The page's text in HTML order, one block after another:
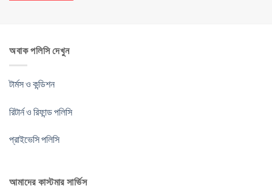
অবাক পলিসি দেখুন
টার্মস ও কন্ডিশন
রিটার্ন ও রিফান্ড পলিসি
প্রাইভেসি পলিসি
আমাদের কাস্টমার সার্ভিস